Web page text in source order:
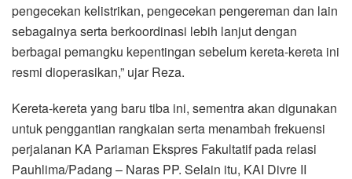
pengecekan kelistrikan, pengecekan pengereman dan lain
sebagainya serta berkoordinasi lebih lanjut dengan
berbagai pemangku kepentingan sebelum kereta-kereta ini
resmi dioperasikan,” ujar Reza.
Kereta-kereta yang baru tiba ini, sementra akan digunakan
untuk penggantian rangkaian serta menambah frekuensi
perjalanan KA Pariaman Ekspres Fakultatif pada relasi
Pauhlima/Padang – Naras PP. Selain itu, KAI Divre II